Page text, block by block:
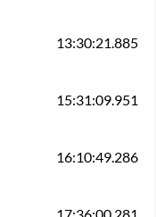
13:30:21.885
15:31:09.951
16:10:49.286